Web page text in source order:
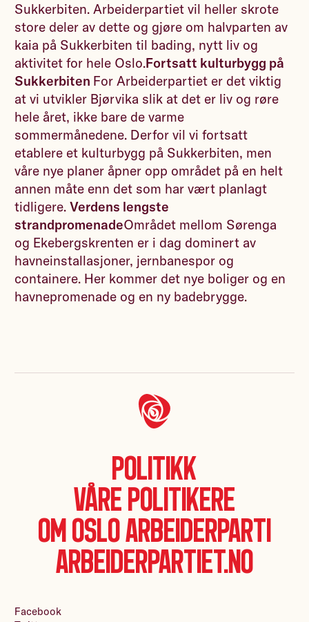
Sukkerbiten. Arbeiderpartiet vil heller skrote
store deler av dette og gjøre om halvparten av
kaia på Sukkerbiten til bading, nytt liv og
aktivitet for hele Oslo.Fortsatt kulturbygg på
Sukkerbiten For Arbeiderpartiet er det viktig
at vi utvikler Bjørvika slik at det er liv og røre
hele året, ikke bare de varme
sommermånedene. Derfor vil vi fortsatt
etablere et kulturbygg på Sukkerbiten, men
våre nye planer åpner opp området på en helt
annen måte enn det som har vært planlagt
tidligere.Verdens lengste
strandpromenadeOmrådet mellom Sørenga
og Ekebergskrenten er i dag dominert av
havneinstallasjoner, jernbanespor og
containere. Her kommer det nye boliger og en
havnepromenade og en ny badebrygge.
Politikk
Våre politikere
Om Oslo Arbeiderparti
Arbeiderpartiet.no
Facebook